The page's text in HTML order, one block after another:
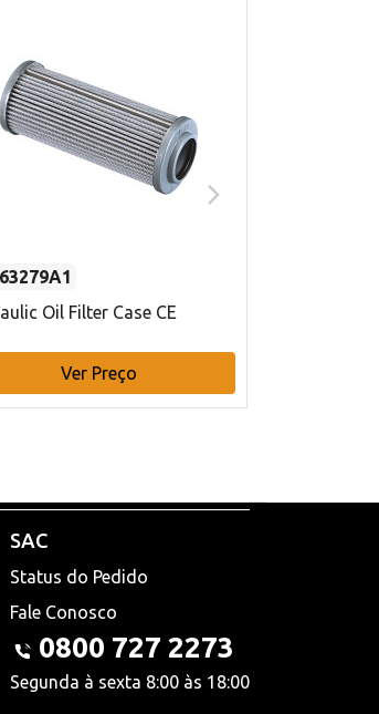
Oil Filter Case CE
Ver Preço
SAC
Status do Pedido
Fale Conosco
0800 727 2273
Segunda à sexta 8:00 às 18:00